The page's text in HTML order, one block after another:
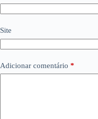
Site
Adicionar comentário *